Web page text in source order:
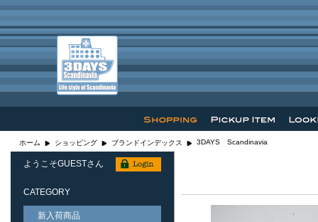
ホーム ショッピング ブランドインデックス 3DAYS Scandinavia
ようこそGUESTさん
CATEGORY
新入荷商品